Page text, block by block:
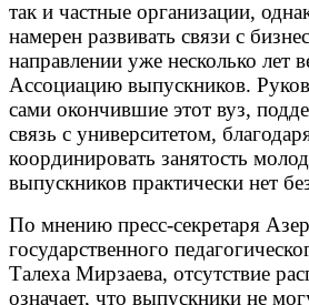
так и частные организации,
намерен развивать связи с
направлении уже несколько лет
Ассоциацию выпускников.
сами окончившие этот вуз,
связь с университетом,
координировать занятость
выпускников практически нет
По мнению пресс-секретаря
государственного
Талеха Мирзаева, отсутствие
означает, что выпускники не